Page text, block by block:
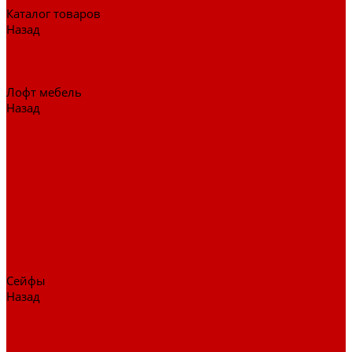
Каталог товаров
Назад
Лофт мебель
Назад
Сейфы
Назад